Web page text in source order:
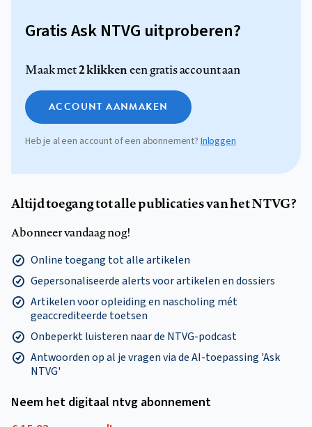
Gratis Ask NTVG uitproberen?
Maak met2 klikkeneen gratis account aan
ACCOUNT AANMAKEN
Heb je al een account of een abonnement?Inloggen
Altijd toegang tot alle publicaties van het NTVG?
Abonneer vandaag nog!
Online toegang tot alle artikelen
Gepersonaliseerde alerts voor artikelen en dossiers
Artikelen voor opleiding en nascholing mét
geaccrediteerde toetsen
Onbeperkt luisteren naar de NTVG-podcast
Antwoorden op al je vragen via de AI-toepassing 'Ask
NTVG'
Neem het digitaal ntvg abonnement